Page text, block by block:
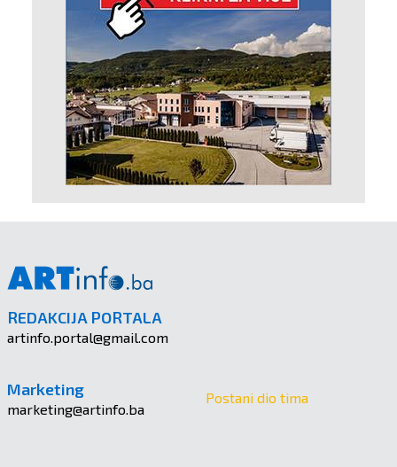
REDAKCIJA PORTALA
artinfo.portal@gmail.com
Marketing
marketing@artinfo.ba
Postani dio tima